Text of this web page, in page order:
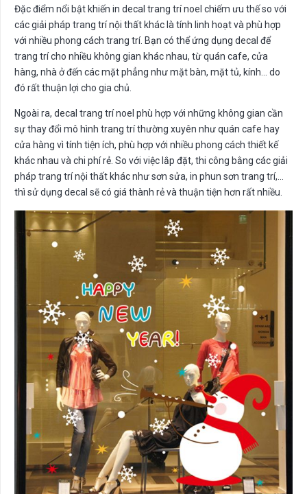
Đặc điểm nổi bật khiến in decal trang trí noel chiếm ưu thế so với
các giải pháp trang trí nội thất khác là tính linh hoạt và phù hợp
với nhiều phong cách trang trí. Bạn có thể ứng dụng decal để
trang trí cho nhiều không gian khác nhau, từ quán cafe, cửa
hàng, nhà ở đến các mặt phẳng như mặt bàn, mặt tủ, kính… do
đó rất thuận lợi cho gia chủ.
Ngoài ra, decal trang trí noel phù hợp với những không gian cần
sự thay đổi mô hình trang trí thường xuyên như quán cafe hay
cửa hàng vì tính tiện ích, phù hợp với nhiều phong cách thiết kế
khác nhau và chi phí rẻ. So với việc lắp đặt, thi công bằng các giải
pháp trang trí nội thất khác như sơn sửa, in phun sơn trang trí,…
thì sử dụng decal sẽ có giá thành rẻ và thuận tiện hơn rất nhiều.